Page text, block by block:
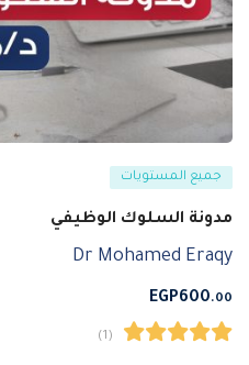
جميع المستويات
مدونة السلوك الوظيفي
Dr Mohamed Eraqy
EGP600.00
(1)